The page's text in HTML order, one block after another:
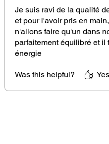
Order and enjoy your pendulum!
Je suis ravi de la qualité
et pour l'avoir pris en
n'allons faire qu'un dans
parfaitement équilibré et
énergie
Was this helpful? Yes